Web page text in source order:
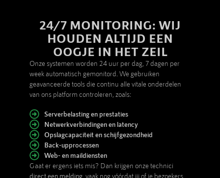
24/7 MONITORING: WIJ
HOUDEN ALTIJD EEN
OOGJE IN HET ZEIL
Onze systemen worden 24 uur per dag, 7 dagen per
week automatisch gemonitord. We gebruiken
geavanceerde tools die continu alle vitale onderdelen
van ons platform controleren, zoals:
Serverbelasting en prestaties
Netwerkverbindingen en latency
Opslagcapaciteit en schijfgezondheid
Back-upprocessen
Web- en maildiensten
Gaat er ergens iets mis? Dan krijgen onze technici
direct een melding , vaak nog vóórdat jij of je bezoekers